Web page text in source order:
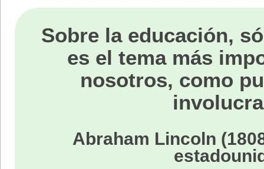
Sobre la educación,
es el tema más
nosotros, como
Abraham Lincoln